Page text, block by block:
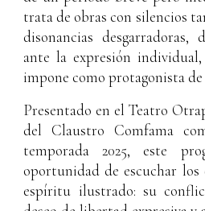
trata de obras con silencios
disonancias
ante la expresión
impone como protagonista
Presentado en el Teatro
del Claustro Comfama
temporada 2025, este
oportunidad de escuchar
espíritu ilustrado: su